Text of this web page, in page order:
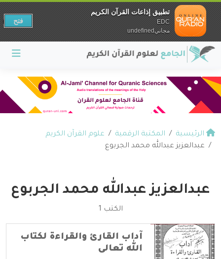
الرئيسية المكتبة الرقمية
علوم القرآن الكريم
عبدالعزيز عبدالله محمد الجربوع
عبدالعزيز عبدالله محمد الجربوع
الكتب 1
آداب القارئ والقراءة لكتاب
الله تعالى
تطبيق إذاعات القرآن الكريم
EDC
مجانيundefined
فتح